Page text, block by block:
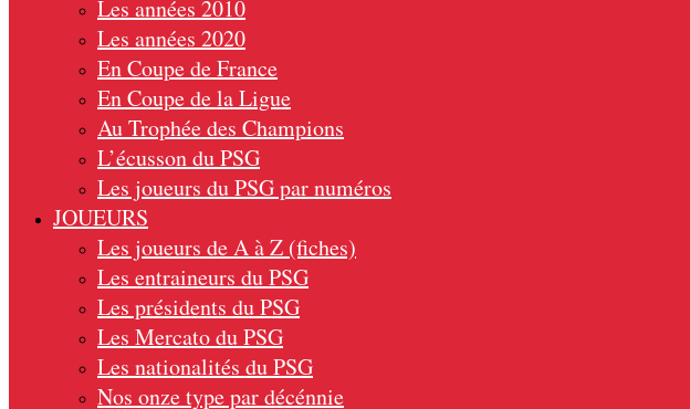
Les années 2010
Les années 2020
En Coupe de France
En Coupe de la Ligue
Au Trophée des Champions
L’écusson du PSG
Les joueurs du PSG par numéros
JOUEURS
Les joueurs de A à Z (fiches)
Les entraineurs du PSG
Les présidents du PSG
Les Mercato du PSG
Les nationalités du PSG
Nos onze type par décénnie